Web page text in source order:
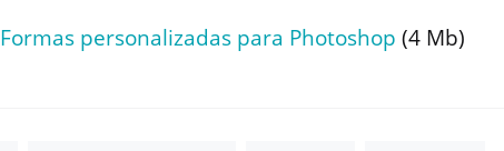
Formas personalizadas para Photoshop (4 Mb)